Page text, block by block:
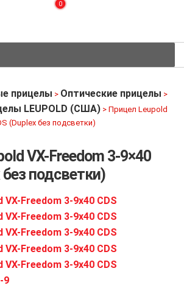
0
прицелы > Оптические прицелы >
LEUPOLD (США) > Прицел Leupold
(Duplex без подсветки)
VX-Freedom 3-9×40
подсветки)